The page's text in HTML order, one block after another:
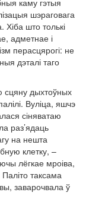
шэраговага
Хіба што толькі
адметнае і
перасцярогі: не
дэталі таго
сцяну дыхтоўных
Вуліца, яшчэ
сіняватаю
раз’ядаць
на нешта
клетку, –
лёгкае мроіва,
Паліто таксама
заварочвала ў